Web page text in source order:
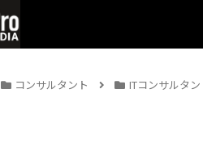
コンサルタント ITコンサルタ